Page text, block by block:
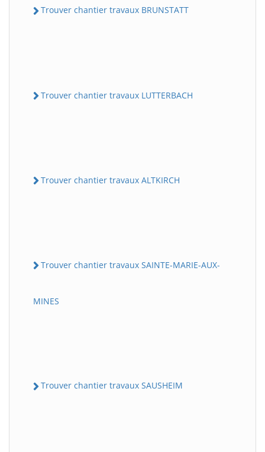
Trouver chantier travaux BRUNSTATT
Trouver chantier travaux LUTTERBACH
Trouver chantier travaux ALTKIRCH
Trouver chantier travaux SAINTE-MARIE-AUX-
MINES
Trouver chantier travaux SAUSHEIM